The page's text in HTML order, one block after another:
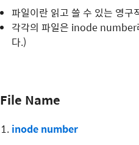
파일이란 읽고 쓸 수 있는 영
각각의 파일은 inode number
다.)
File Name
inode number